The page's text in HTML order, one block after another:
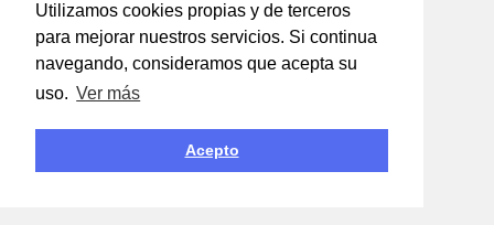
Utilizamos cookies propias y de terceros
para mejorar nuestros servicios. Si continua
navegando, consideramos que acepta su
uso. Ver más
Acepto